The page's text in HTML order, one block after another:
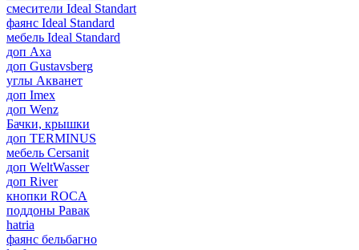
смесители Ideal Standart
фаянс Ideal Standard
мебель Ideal Standard
доп Axa
доп Gustavsberg
углы Акванет
доп Imex
доп Wenz
Бачки, крышки
доп TERMINUS
мебель Cersanit
доп WeltWasser
доп River
кнопки ROCA
поддоны Равак
hatria
фаянс бельбагно